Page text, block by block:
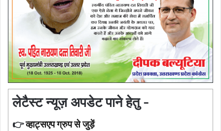
लेटैस्ट न्यूज़ अपडेट पाने हेतु -
👉व्हाट्सएप ग्रुप से जुड़ें